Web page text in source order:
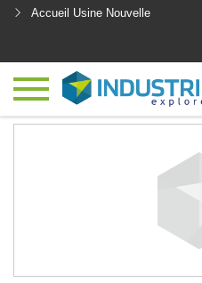
Accueil Usine Nouvelle